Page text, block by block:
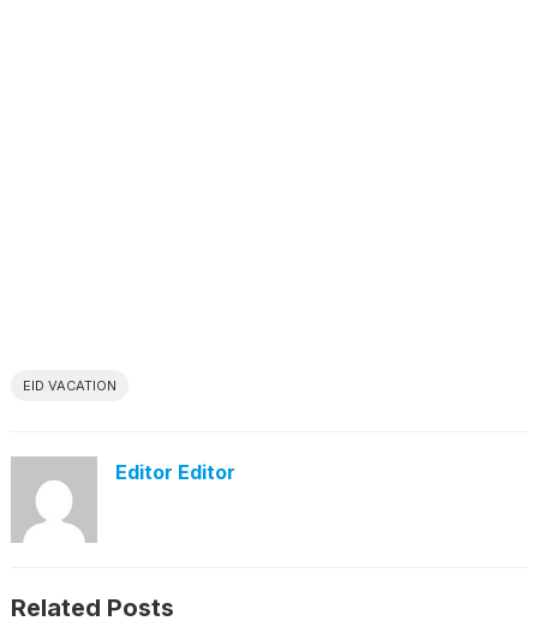
EID VACATION
Editor Editor
Related Posts